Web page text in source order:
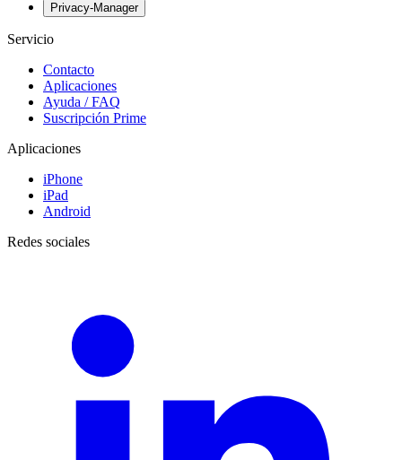
Privacy-Manager
Servicio
Contacto
Aplicaciones
Ayuda / FAQ
Suscripción Prime
Aplicaciones
iPhone
iPad
Android
Redes sociales